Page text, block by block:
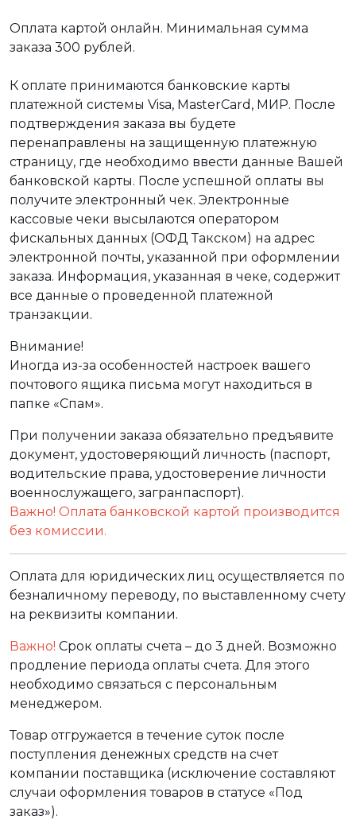
Оплата картой онлайн. Минимальная сумма
заказа 300 рублей.
К оплате принимаются банковские карты
платежной системы Visa, MasterCard, МИР. После
подтверждения заказа вы будете
перенаправлены на защищенную платежную
страницу, где необходимо ввести данные Вашей
банковской карты. После успешной оплаты вы
получите электронный чек. Электронные
кассовые чеки высылаются оператором
фискальных данных (ОФД Такском) на адрес
электронной почты, указанной при оформлении
заказа. Информация, указанная в чеке, содержит
все данные о проведенной платежной
транзакции.
Внимание!
Иногда из-за особенностей настроек вашего
почтового ящика письма могут находиться в
папке «Спам».
При получении заказа обязательно предъявите
документ, удостоверяющий личность (паспорт,
водительские права, удостоверение личности
военнослужащего, загранпаспорт).
Важно! Оплата банковской картой производится
без комиссии.
Оплата для юридических лиц осуществляется по
безналичному переводу, по выставленному счету
на реквизиты компании.
Важно! Срок оплаты счета – до 3 дней. Возможно
продление периода оплаты счета. Для этого
необходимо связаться с персональным
менеджером.
Товар отгружается в течение суток после
поступления денежных средств на счет
компании поставщика (исключение составляют
случаи оформления товаров в статусе «Под
заказ»).